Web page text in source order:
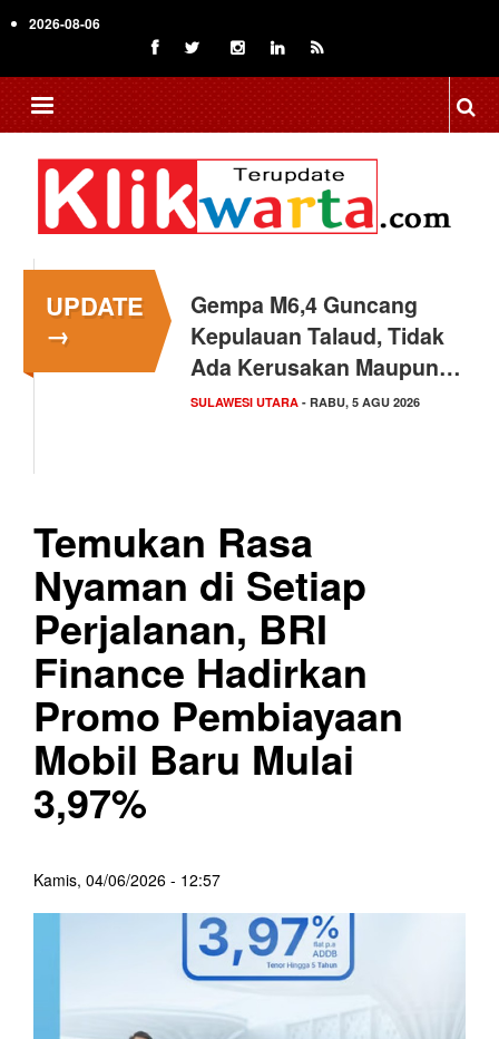
to
content
2026-08-06
UPDATE
→
Gempa M6,4 Guncang
Kepulauan Talaud, Tidak
Ada Kerusakan Maupun…
SULAWESI UTARA - RABU, 5 AGU 2026
Temukan Rasa
Nyaman di Setiap
Perjalanan, BRI
Finance Hadirkan
Promo Pembiayaan
Mobil Baru Mulai
3,97%
Kamis, 04/06/2026 - 12:57